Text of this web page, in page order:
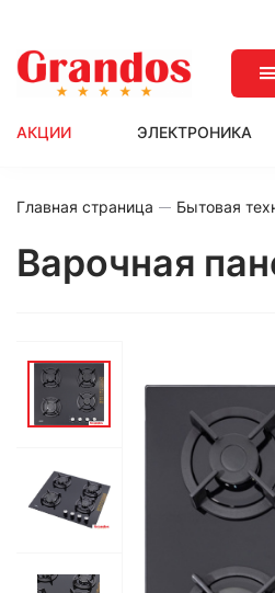
АКЦИИ ЭЛЕКТРОНИКА
Главная страница Бытовая
Варочная